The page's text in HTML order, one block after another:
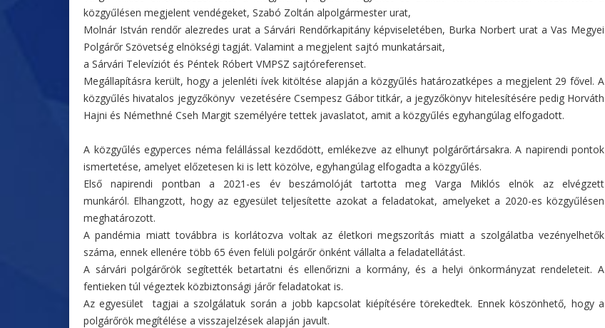
közgyűlésen megjelent vendégeket, Szabó Zoltán alpolgármester urat,
Molnár István rendőr alezredes urat a Sárvári Rendőrkapitány képviseletében, Burka Norbert urat a Vas Megyei
Polgárőr Szövetség elnökségi tagját. Valamint a megjelent sajtó munkatársait,
a Sárvári Televíziót és Péntek Róbert VMPSZ sajtóreferenset.
Megállapításra került, hogy a jelenléti ívek kitöltése alapján a közgyűlés határozatképes a megjelent 29 fővel. A
közgyűlés hivatalos jegyzőkönyv vezetésére Csempesz Gábor titkár, a jegyzőkönyv hitelesítésére pedig Horváth
Hajni és Némethné Cseh Margit személyére tettek javaslatot, amit a közgyűlés egyhangúlag elfogadott.
A közgyűlés egyperces néma felállással kezdődött, emlékezve az elhunyt polgárőrtársakra. A napirendi pontok
ismertetése, amelyet előzetesen ki is lett közölve, egyhangúlag elfogadta a közgyűlés.
Első napirendi pontban a 2021-es év beszámolóját tartotta meg Varga Miklós elnök az elvégzett
munkáról. Elhangzott, hogy az egyesület teljesítette azokat a feladatokat, amelyeket a 2020-es közgyűlésen
meghatározott.
A pandémia miatt továbbra is korlátozva voltak az életkori megszorítás miatt a szolgálatba vezényelhetők
száma, ennek ellenére több 65 éven felüli polgárőr önként vállalta a feladatellátást.
A sárvári polgárőrök segítették betartatni és ellenőrizni a kormány, és a helyi önkormányzat rendeleteit. A
fentieken túl végeztek közbiztonsági járőr feladatokat is.
Az egyesület tagjai a szolgálatuk során a jobb kapcsolat kiépítésére törekedtek. Ennek köszönhető, hogy a
polgárőrök megítélése a visszajelzések alapján javult.